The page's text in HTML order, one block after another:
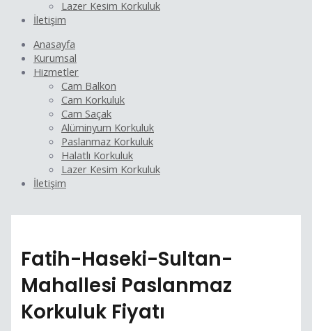
Lazer Kesim Korkuluk
İletişim
Anasayfa
Kurumsal
Hizmetler
Cam Balkon
Cam Korkuluk
Cam Saçak
Alüminyum Korkuluk
Paslanmaz Korkuluk
Halatlı Korkuluk
Lazer Kesim Korkuluk
İletişim
Fatih-Haseki-Sultan-
Mahallesi Paslanmaz
Korkuluk Fiyatı